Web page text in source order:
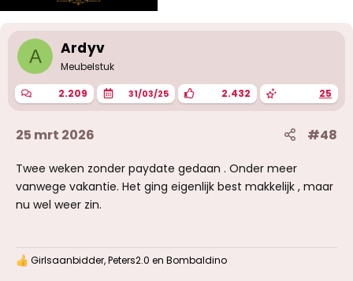
A Ardyv
Meubelstuk
2.209 31/03/25 2.432 25
25 mrt 2026 #48
Twee weken zonder paydate gedaan . Onder meer
vanwege vakantie. Het ging eigenlijk best makkelijk , maar
nu wel weer zin.
W Girlsaanbidder,Peters2.0 en Bombaldino